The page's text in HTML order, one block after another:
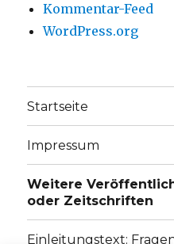
Kommentar-Feed
WordPress.org
Startseite
Impressum
Weitere
oder Zeitschriften
Einleitungstext: